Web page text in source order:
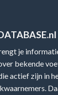
je
bekende
actief zijn in